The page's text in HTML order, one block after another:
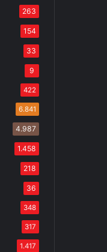
263
154
33
9
422
6.841
4.987
1.458
218
36
348
317
1.417